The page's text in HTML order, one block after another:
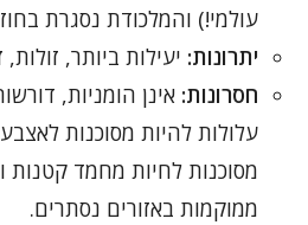
עולמי!) והמלכודת נסגרת
יתרונות: יעילות ביותר, זולות,
חסרונות: אינן הומניות,
עלולות להיות מסוכנות
מסוכנות לחיות מחמד קטנות
ממוקמות באזורים נסתרים.